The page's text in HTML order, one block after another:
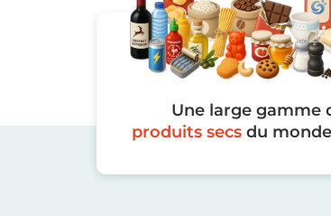
Une large gamme
produits secs du